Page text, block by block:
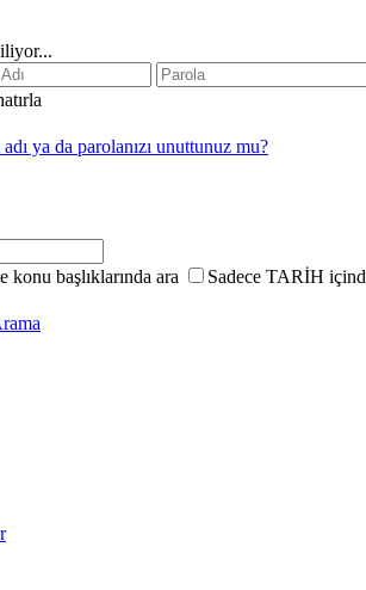
adı ya da parolanızı unuttunuz mu?
konu başlıklarında ara Sadece TARİH